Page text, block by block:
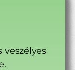
veszélyes